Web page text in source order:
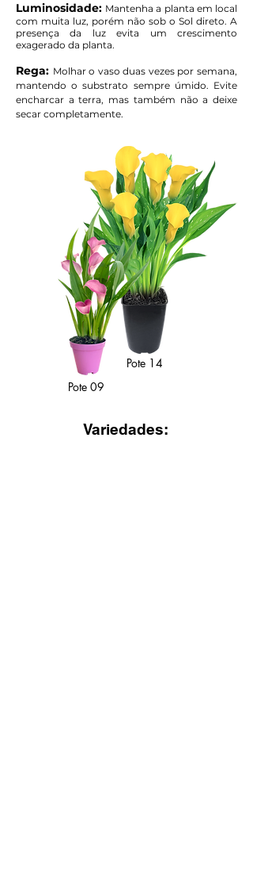
Luminosidade: Mantenha a planta em local
com muita luz, porém não sob o Sol direto. A
presença da luz evita um crescimento
exagerado da planta.
Rega: Molhar o vaso duas vezes por semana,
mantendo o substrato sempre úmido. Evite
encharcar a terra, mas também não a deixe
secar completamente.
Pote 14
Pote 09
Variedades: